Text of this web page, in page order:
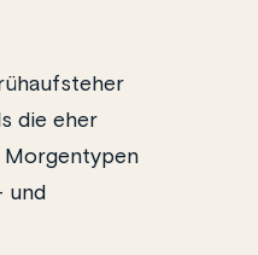
die eher
Morgentypen
und